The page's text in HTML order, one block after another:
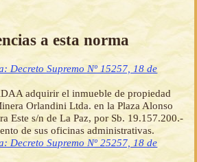
a esta norma
Decreto Supremo Nº 15257, 18 de
adquirir el inmueble de propiedad
Orlandini Ltda. en la Plaza Alonso
Este s/n de La Paz, por Sb. 19.157.200.-
de sus oficinas administrativas.
Decreto Supremo Nº 25257, 18 de